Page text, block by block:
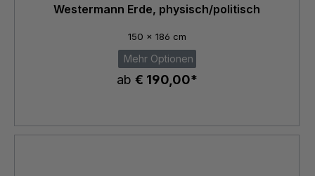
Westermann Erde, physisch/politisch
150 x 186 cm
Mehr Optionen
ab € 190,00*